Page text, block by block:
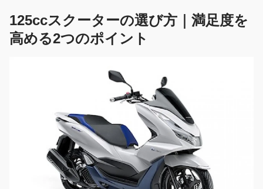
125ccスクーターの選び方｜満足度を
高める2つのポイント